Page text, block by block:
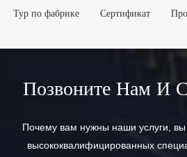
Тур по фабрике Сертификат
Позвоните Нам И
Почему вам нужны наши услуги, вы
высококвалифицированных